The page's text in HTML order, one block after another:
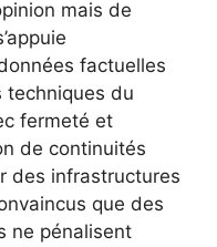
mais de
factuelles
techniques du
fermeté et
de continuités
des infrastructures
que des
ne pénalisent